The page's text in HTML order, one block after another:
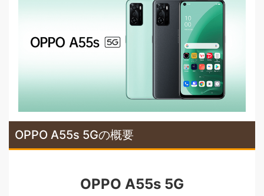
OPPO A55s 5Gの概要
OPPO A55s 5G